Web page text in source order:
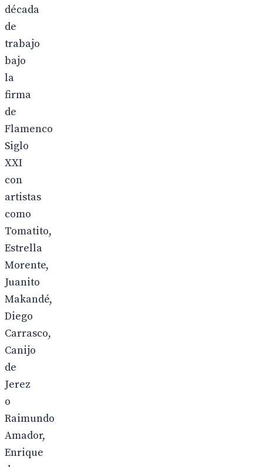
década
de
trabajo
bajo
la
firma
de
Flamenco
Siglo
XXI
con
artistas
como
Tomatito,
Estrella
Morente,
Juanito
Makandé,
Diego
Carrasco,
Canijo
de
Jerez
o
Raimundo
Amador,
Enrique